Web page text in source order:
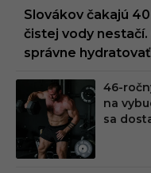
Slovákov čakajú
čistej vody
správne hydratovať
46-
na
sa